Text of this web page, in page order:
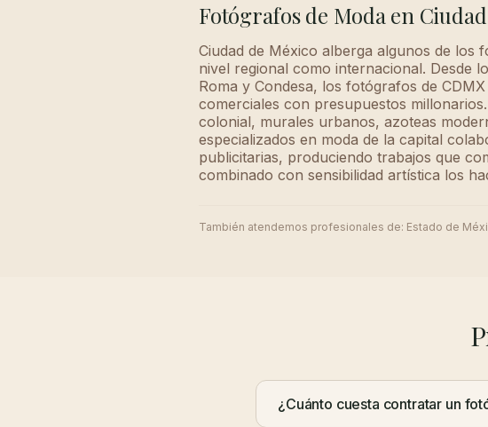
Fotógrafos de Moda en
Ciudad de México alberga algunos de los
nivel regional como internacional. Desde
Roma y Condesa, los fotógrafos de
comerciales con presupuestos
colonial, murales urbanos, azoteas
especializados en moda de la capital
publicitarias, produciendo trabajos que
combinado con sensibilidad artística los
También atendemos profesionales de: Estado de
¿Cuánto cuesta contratar un